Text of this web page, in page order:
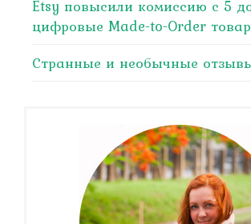
Etsy повысили комиссию с 5
цифровые Made-to-Order
Странные и необычные